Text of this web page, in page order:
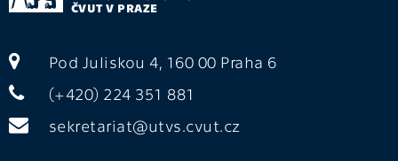
ČVUT V PRAZE
Pod Juliskou 4, 160 00 Praha 6
(+420) 224 351 881
sekretariat@utvs.cvut.cz